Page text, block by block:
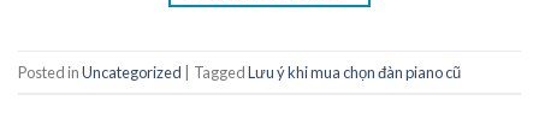
Posted inUncategorized TaggedLưu ý khi mua chọn đàn piano cũ